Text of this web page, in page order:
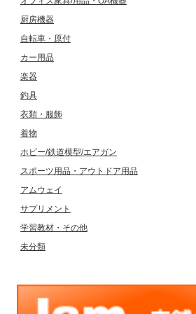
厨房機器
自転車・原付
カー用品
楽器
釣具
衣類・服飾
着物
ホビー/鉄道模型/エアガン
スポーツ用品・アウトドア用品
アムウェイ
サプリメント
学習教材・その他
未分類